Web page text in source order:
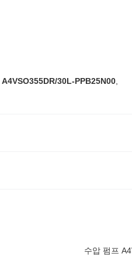
A4VSO355DR/30L-PPB25N00
수압 펌프